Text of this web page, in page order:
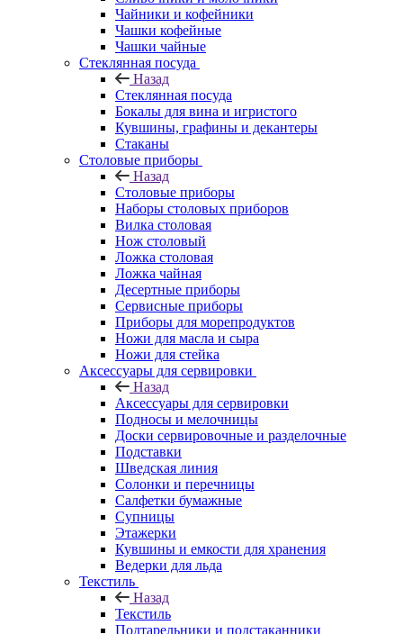
Чайники и кофейники
Чашки кофейные
Чашки чайные
Стеклянная посуда
Назад
Стеклянная посуда
Бокалы для вина и игристого
Кувшины, графины и декантеры
Стаканы
Столовые приборы
Назад
Столовые приборы
Наборы столовых приборов
Вилка столовая
Нож столовый
Ложка столовая
Ложка чайная
Десертные приборы
Сервисные приборы
Приборы для морепродуктов
Ножи для масла и сыра
Ножи для стейка
Аксессуары для сервировки
Назад
Аксессуары для сервировки
Подносы и мелочницы
Доски сервировочные и разделочные
Подставки
Шведская линия
Солонки и перечницы
Салфетки бумажные
Супницы
Этажерки
Кувшины и емкости для хранения
Ведерки для льда
Текстиль
Назад
Текстиль
Подтарельники и подстаканники